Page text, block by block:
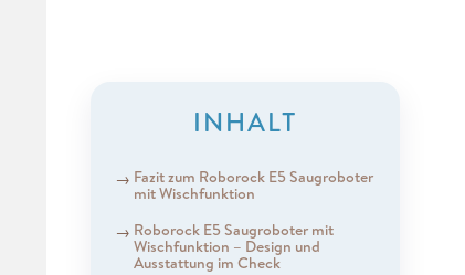
INHALT
Fazit zum Roborock E5 Saugroboter
mit Wischfunktion
Roborock E5 Saugroboter mit
Wischfunktion – Design und
Ausstattung im Check